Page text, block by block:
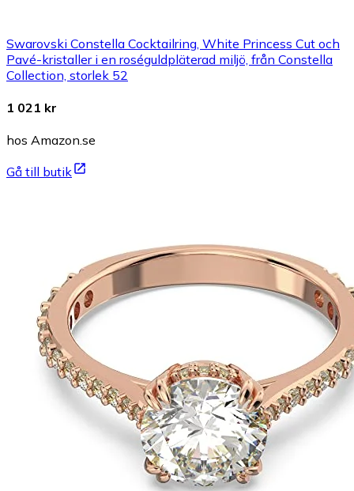
Swarovski Constella Cocktailring, White Princess Cut och
Pavé-kristaller i en roséguldpläterad miljö, från Constella
Collection, storlek 52
1 021 kr
hos Amazon.se
Gå till butik